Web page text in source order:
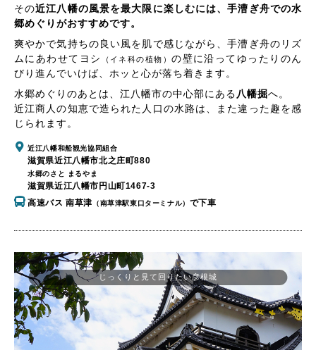
その近江八幡の風景を最大限に楽しむには、手漕ぎ舟での水
郷めぐりがおすすめです。
爽やかで気持ちの良い風を肌で感じながら、手漕ぎ舟のリズ
ムにあわせてヨシ
（イネ科の植物）の壁に沿ってゆったりのん
びり進んでいけば、ホッと心が落ち着きます。
水郷めぐりのあとは、江八幡市の中心部にある八幡掘へ。
近江商人の知恵で造られた人口の水路は、また違った趣を感
じられます。
近江八幡和船観光協同組合
滋賀県近江八幡市北之庄町880
水郷のさと まるやま
滋賀県近江八幡市円山町1467-3
高速バス 南草津 （南草津駅東口ターミナル） で下車
じっくりと見て回りたい彦根城